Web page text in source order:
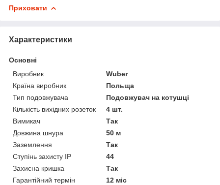
Приховати
Характеристики
Основні
Виробник
Wuber
Країна виробник
Польща
Тип подовжувача
Подовжувач на котушці
Кількість вихідних розеток
4 шт.
Вимикач
Так
Довжина шнура
50 м
Заземлення
Так
Ступінь захисту IP
44
Захисна кришка
Так
Гарантійний термін
12 міс